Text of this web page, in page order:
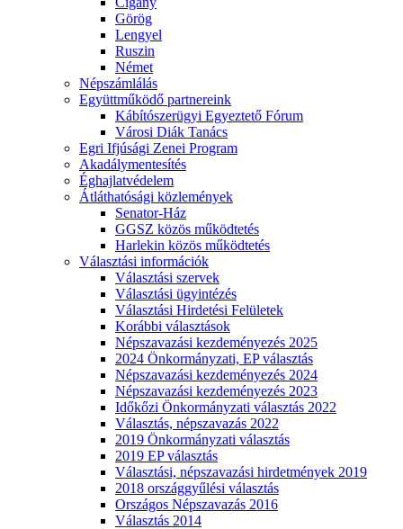
Görög
Lengyel
Ruszin
Német
Népszámlálás
Együttműködő partnereink
Kábítószerügyi Egyeztető Fórum
Városi Diák Tanács
Egri Ifjúsági Zenei Program
Akadálymentesítés
Éghajlatvédelem
Átláthatósági közlemények
Senator-Ház
GGSZ közös működtetés
Harlekin közös működtetés
Választási információk
Választási szervek
Választási ügyintézés
Választási Hirdetési Felületek
Korábbi választások
Népszavazási kezdeményezés 2025
2024 Önkormányzati, EP választás
Népszavazási kezdeményezés 2024
Népszavazási kezdeményezés 2023
Időkőzi Önkormányzati választás 2022
Választás, népszavazás 2022
2019 Önkormányzati választás
2019 EP választás
Választási, népszavazási hirdetmények 2019
2018 országgyűlési választás
Országos Népszavazás 2016
Választás 2014